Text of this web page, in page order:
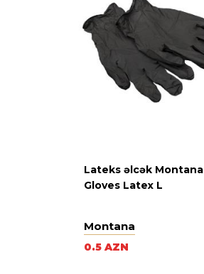
Lateks əlcək Montana
Gloves Latex L
Montana
0.5 AZN